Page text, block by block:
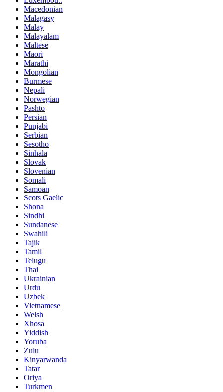
Macedonian
Malagasy
Malay
Malayalam
Maltese
Maori
Marathi
Mongolian
Burmese
Nepali
Norwegian
Pashto
Persian
Punjabi
Serbian
Sesotho
Sinhala
Slovak
Slovenian
Somali
Samoan
Scots Gaelic
Shona
Sindhi
Sundanese
Swahili
Tajik
Tamil
Telugu
Thai
Ukrainian
Urdu
Uzbek
Vietnamese
Welsh
Xhosa
Yiddish
Yoruba
Zulu
Kinyarwanda
Tatar
Oriya
Turkmen